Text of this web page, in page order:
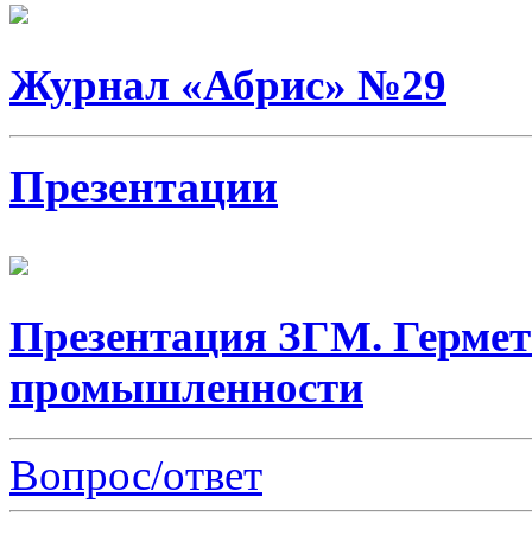
Журнал «Абрис» №29
Презентации
Презентация ЗГМ.
промышленности
Вопрос/ответ